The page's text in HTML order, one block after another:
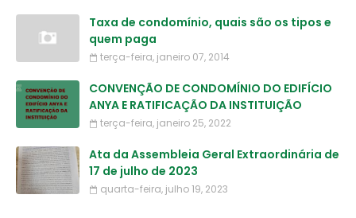
Taxa de condomínio, quais são os tipos e
quem paga
terça-feira, janeiro 07, 2014
CONVENÇÃO DE CONDOMÍNIO DO EDIFÍCIO
ANYA E RATIFICAÇÃO DA INSTITUIÇÃO
terça-feira, janeiro 25, 2022
Ata da Assembleia Geral Extraordinária de
17 de julho de 2023
quarta-feira, julho 19, 2023